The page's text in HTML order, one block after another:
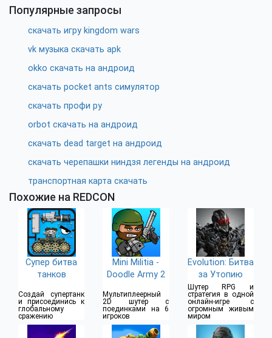
Популярные запросы
скачать игру kingdom wars
vk музыка скачать apk
okko скачать на андроид
скачать pocket ants симулятор
скачать профи ру
orbot скачать на андроид
скачать dead target на андроид
скачать черепашки ниндзя легенды на андроид
транспортная карта скачать
Похожие на REDCON
Супер битва
танков
Создай супертанк
и присоединись к
глобальному
сражению
Mini Militia -
Doodle Army 2
Мультиплеерный
2D шутер с
поединками на 6
игроков
Evolution: Битва
за Утопию
Шутер RPG и
стратегия в одной
онлайн-игре с
огромным живым
миром